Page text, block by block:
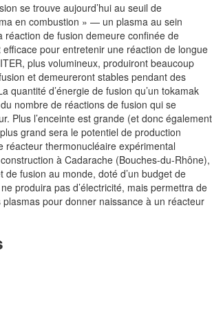
se trouve aujourd’hui au seuil de
en combustion » — un plasma au sein
réaction de fusion demeure confinée de
pour entretenir une réaction de longue
plus volumineux, produiront beaucoup
et demeureront stables pendant des
quantité d’énergie de fusion qu’un tokamak
nombre de réactions de fusion qui se
Plus l’enceinte est grande (et donc également
grand sera le potentiel de production
réacteur thermonucléaire expérimental
à Cadarache (Bouches-du-Rhône),
de fusion au monde, doté d’un budget de
produira pas d’électricité, mais permettra de
pour donner naissance à un réacteur